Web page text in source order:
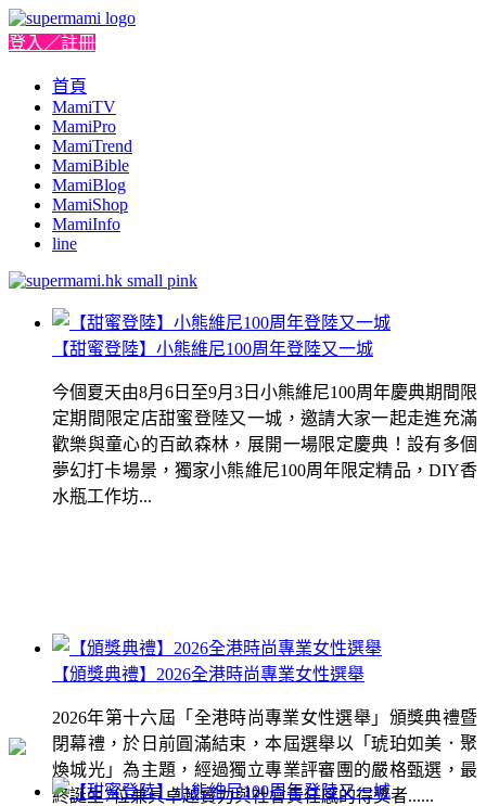
登入／註冊
首頁
MamiTV
MamiPro
MamiTrend
MamiBible
MamiBlog
MamiShop
MamiInfo
line
【甜蜜登陸】小熊維尼100周年登陸又一城
今個夏天由8月6日至9月3日小熊維尼100周年慶典期間限
定期間限定店甜蜜登陸又一城，邀請大家一起走進充滿
歡樂與童心的百畝森林，展開一場限定慶典！設有多個
夢幻打卡場景，獨家小熊維尼100周年限定精品，DIY香
水瓶工作坊...
【頒獎典禮】2026全港時尚專業女性選舉
2026年第十六屆「全港時尚專業女性選舉」頒獎典禮暨
閉幕禮，於日前圓滿結束，本屆選舉以「琥珀如美．聚
煥城光」為主題，經過獨立專業評審團的嚴格甄選，最
終誕生7位兼具卓越實力與社會責任感的得獎者......